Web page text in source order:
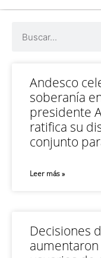
Andesco
soberanía
presidente
ratifica su
conjunto
Leer más »
Decisiones